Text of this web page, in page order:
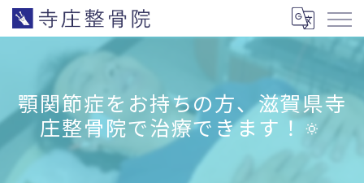
顎関節症をお持ちの方、滋賀県寺
庄整骨院で治療できます！🔅